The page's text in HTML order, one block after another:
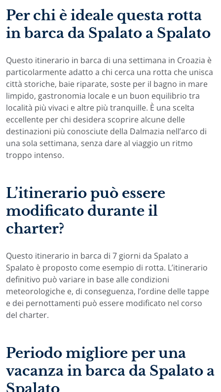
Per chi è ideale questa rotta
in barca da Spalato a Spalato
Questo itinerario in barca di una settimana in Croazia è
particolarmente adatto a chi cerca una rotta che unisca
città storiche, baie riparate, soste per il bagno in mare
limpido, gastronomia locale e un buon equilibrio tra
località più vivaci e altre più tranquille. È una scelta
eccellente per chi desidera scoprire alcune delle
destinazioni più conosciute della Dalmazia nell’arco di
una sola settimana, senza dare al viaggio un ritmo
troppo intenso.
L’itinerario può essere
modificato durante il
charter?
Questo itinerario in barca di 7 giorni da Spalato a
Spalato è proposto come esempio di rotta. L’itinerario
definitivo può variare in base alle condizioni
meteorologiche e, di conseguenza, l’ordine delle tappe
e dei pernottamenti può essere modificato nel corso
del charter.
Periodo migliore per una
vacanza in barca da Spalato a